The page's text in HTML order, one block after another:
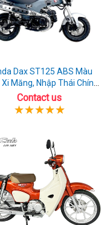
Dax ST125 ABS Màu
Măng, Nhập Thái Chính
Ngạch
Contact us